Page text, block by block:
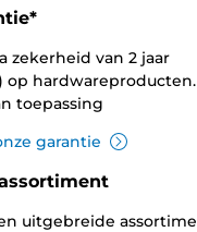
zekerheid van 2 jaar
op hardwareproducten.
toepassing
garantie
uitgebreide